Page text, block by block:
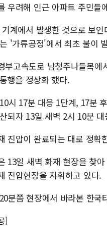
우려해 인근 아파트 주민들
계에서 발생한 것으로 보
'가류공정'에서 최초 불이
부고속도로 남청주나들목
행을 정상화 했다.
시 17분 대응 1단계, 17분
되자 13일 새벽 2시 10분
진압이 완료되는 대로 정
13일 새벽 화재 현장을 찾
진압현장을 지휘하고 있다.
분쯤 현장에서 바라본 한국
]